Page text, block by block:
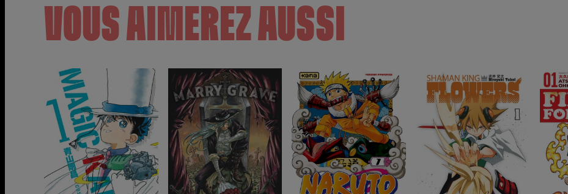
VOUS AIMEREZ AUSSI